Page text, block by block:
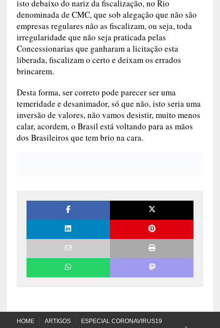
isto debaixo do nariz da fiscalização, no Rio
denominada de CMC, que sob alegação que não são
empresas regulares não as fiscalizam, ou seja, toda
irregularidade que não seja praticada pelas
Concessionarias que ganharam a licitação esta
liberada, fiscalizam o certo e deixam os errados
brincarem.
Desta forma, ser correto pode parecer ser uma
temeridade e desanimador, só que não, isto seria uma
inversão de valores, não vamos desistir, muito menos
calar, acordem, o Brasil está voltando para as mãos
dos Brasileiros que tem brio na cara.
HOME ARTIGOS
ESPECIAL CORONAVIRUS19